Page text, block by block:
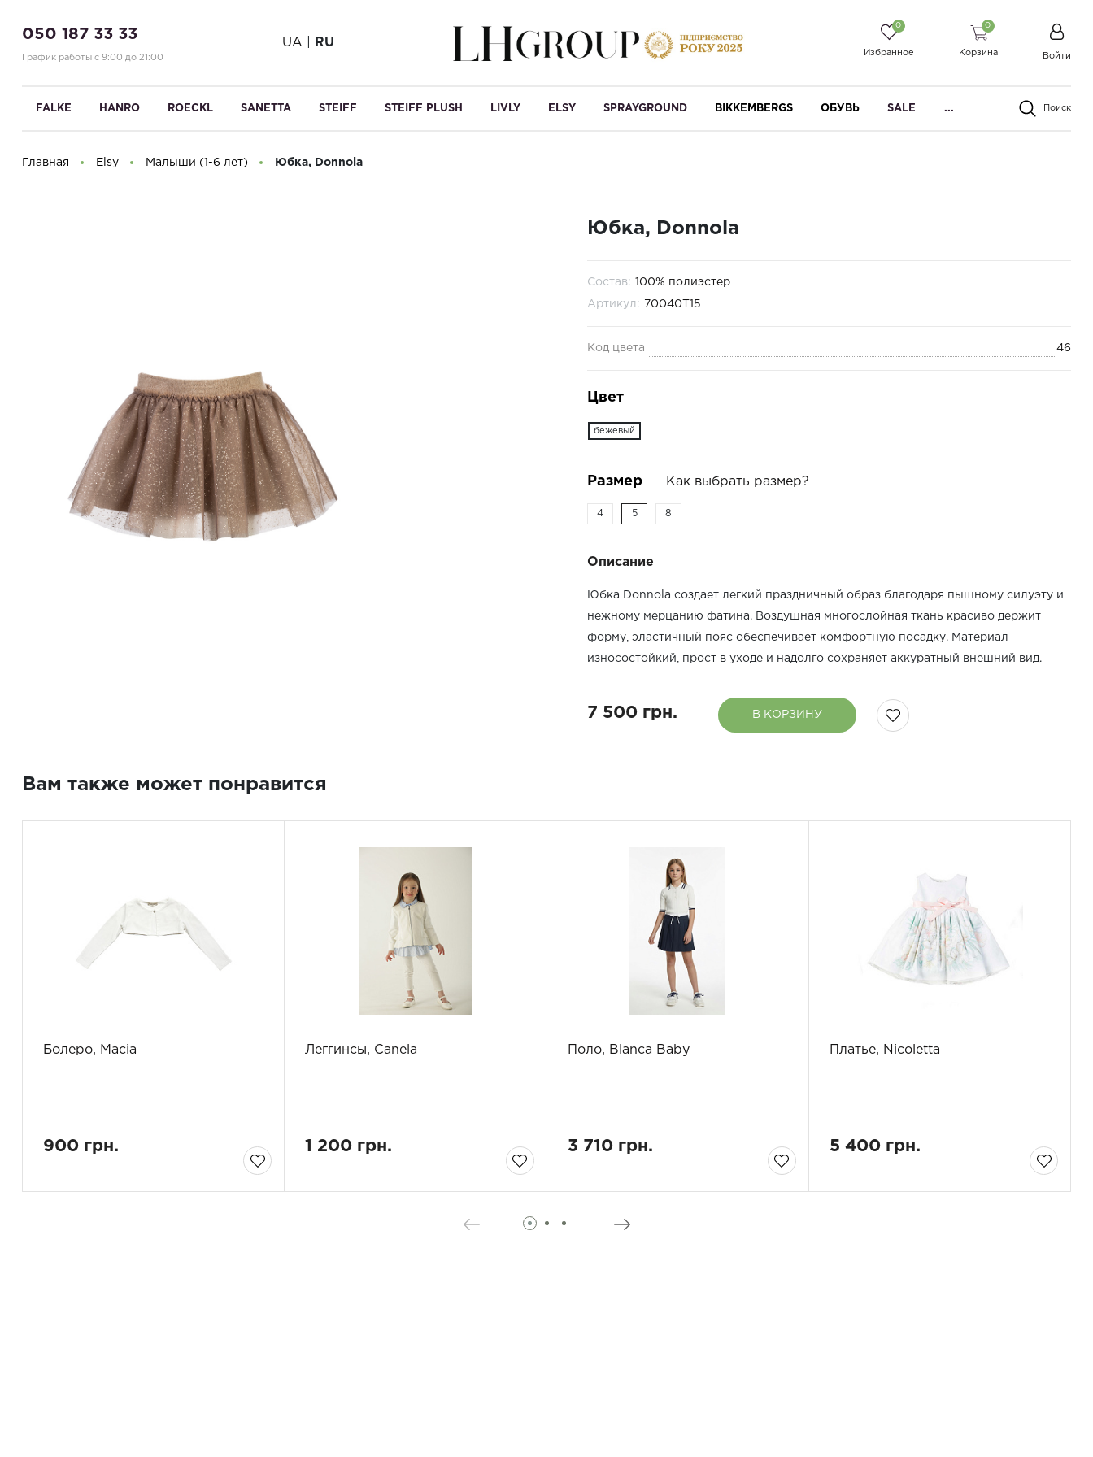
050 187 33 33
График работы с 9:00 до 21:00
UA RU
0
Избранное
0
Корзина Войти
FALKE HANRO ROECKL SANETTA STEIFF STEIFF PLUSH LIVLY ELSY SPRAYGROUND BIKKEMBERGS ОБУВЬ SALE ... Поиск
Главная Elsy Малыши (1-6 лет) Юбка, Donnola
Юбка, Donnola
Состав: 100% полиэстер
Артикул: 70040T15
Код цвета 46
Цвет
бежевый
Размер Как выбрать размер?
4 5 8
Описание
Юбка Donnola создает легкий праздничный образ благодаря пышному силуэту и
нежному мерцанию фатина. Воздушная многослойная ткань красиво держит
форму, эластичный пояс обеспечивает комфортную посадку. Материал
износостойкий, прост в уходе и надолго сохраняет аккуратный внешний вид.
7 500 грн. В КОРЗИНУ
Вам также может понравится
Болеро, Macia
900 грн.
Леггинсы, Canela
1 200 грн.
Поло, Blanca Baby
3 710 грн.
Платье, Nicoletta
5 400 грн.